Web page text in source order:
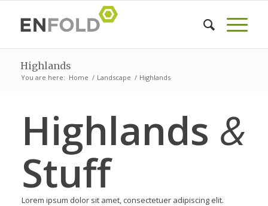
Highlands
You are here: Home / Landscape / Highlands
Highlands &
Stuff
Lorem ipsum dolor sit amet, consectetuer adipiscing elit.